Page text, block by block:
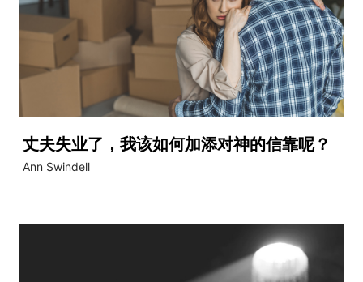
丈夫失业了，我该如何加添对神的信靠呢？
Ann Swindell